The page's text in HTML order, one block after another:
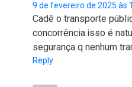
9 de fevereiro de 2025 às
Cadê o transporte
concorrência.isso é
segurança q nenhum
Reply